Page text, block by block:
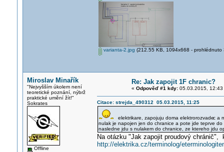
varianta-2.jpg (212.55 KB, 1094x668 - prohlédnuto
Miroslav Minařík
"Nejvyšším úkolem není
teoretické poznání, nýbrž
praktické umění žít!"
Sokrates
Offline
Re: Jak zapojit 1F chranic?
« Odpověď #1 kdy:05.03.2015, 12:43
Citace: strejda_490312 05.03.2015, 11:25
elektrikare, zapojuju doma elektrorozvadec a
nulak je napojen jen do chranice a pote jde teprve
nasledne jdu s nulakem do chranice, ze ktereho jdu
Na otázku "Jak zapojit proudový chránič",
http://elektrika.cz/terminolog/